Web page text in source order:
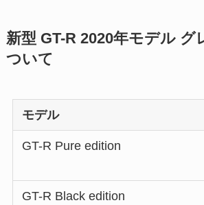
新型 GT-R 2020年モデル グ
ついて
モデル
GT-R Pure edition
GT-R Black edition